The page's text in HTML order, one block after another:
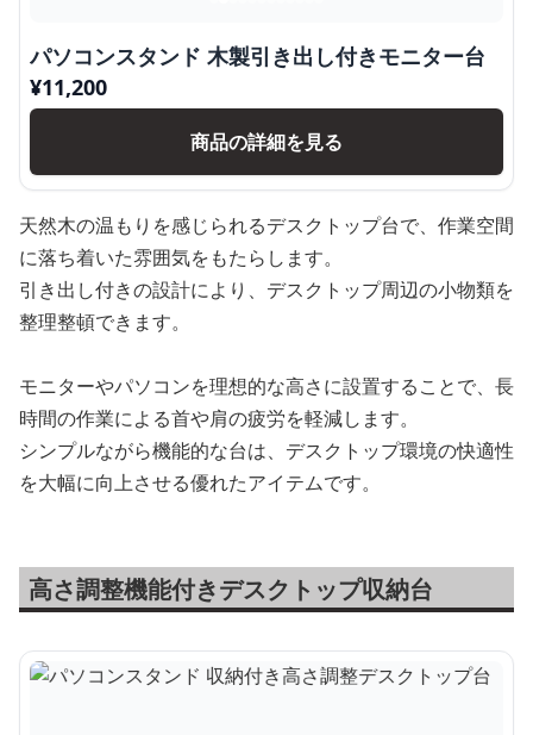
パソコンスタンド 木製引き出し付きモニター台
¥11,200
商品の詳細を見る
天然木の温もりを感じられるデスクトップ台で、作業空間
に落ち着いた雰囲気をもたらします。
引き出し付きの設計により、デスクトップ周辺の小物類を
整理整頓できます。
モニターやパソコンを理想的な高さに設置することで、長
時間の作業による首や肩の疲労を軽減します。
シンプルながら機能的な台は、デスクトップ環境の快適性
を大幅に向上させる優れたアイテムです。
高さ調整機能付きデスクトップ収納台